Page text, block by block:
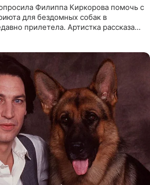
Филиппа Киркорова помочь с
для бездомных собак в
прилетела. Артистка рассказала